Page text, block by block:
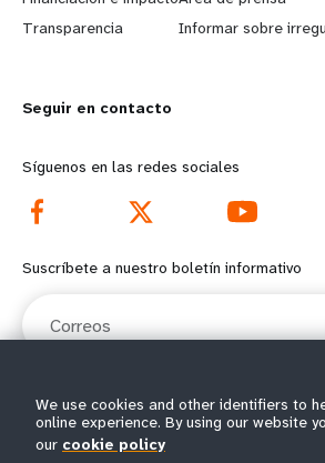
n
o
r
e
f
o
t
e
Transparencia
y
d
o
t
e
r
Informar sobre
Seguir en contacto
Síguenos en las redes sociales
Suscríbete a nuestro boletín informativo
© Todos los derechos
We use cookies and other identifiers to
online experience. By using our website
our cookie policy